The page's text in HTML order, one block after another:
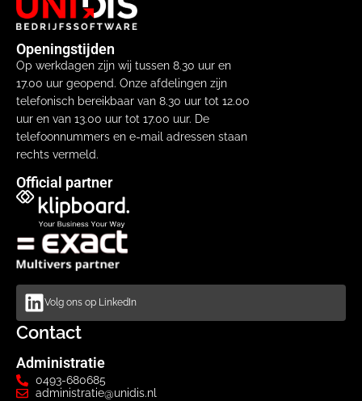
Openingstijden
Op werkdagen zijn wij tussen 8.30 uur en
17.00 uur geopend. Onze afdelingen zijn
telefonisch bereikbaar van 8.30 uur tot 12.00
uur en van 13.00 uur tot 17.00 uur. De
telefoonnummers en e-mail adressen staan
rechts vermeld.
Official partner
Volg ons op LinkedIn
Contact
Administratie
0493-680685
administratie@unidis.nl